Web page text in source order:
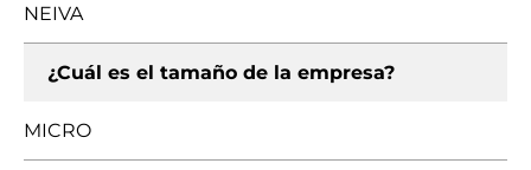
NEIVA
¿Cuál es el tamaño de la empresa?
MICRO